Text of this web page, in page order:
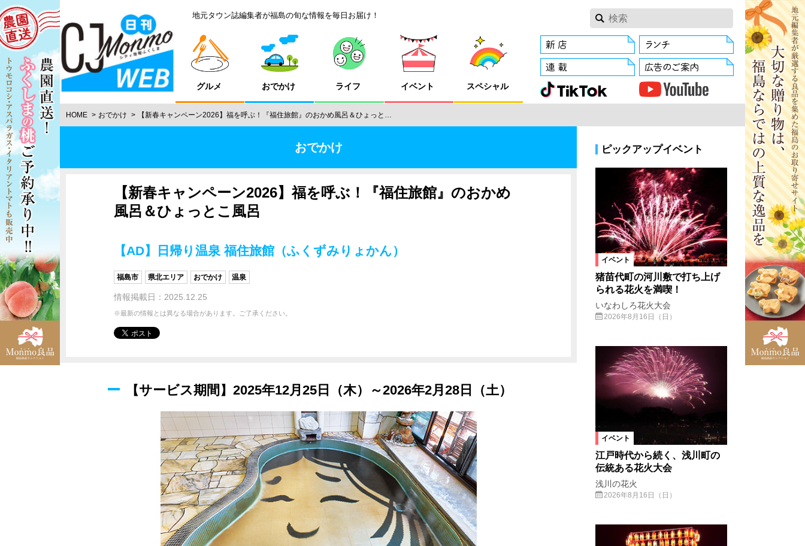
地元タウン誌編集者が福島の旬な情報を毎日お届け！
グルメ おでかけ ライフ イベント スペシャル
HOME おでかけ 【新春キャンペーン2026】福を呼ぶ！『福住旅館』のおかめ風呂＆ひょっと…
おでかけ
【新春キャンペーン2026】福を呼ぶ！『福住旅館』のおかめ
風呂＆ひょっとこ風呂
【AD】日帰り温泉 福住旅館（ふくずみりょかん）
福島市 県北エリア おでかけ 温泉
情報掲載日：2025.12.25
※最新の情報とは異なる場合があります。ご了承ください。
【サービス期間】2025年12月25日（木）～2026年2月28日（土）
ピックアップイベント
イベント
猪苗代町の河川敷で打ち上げ
られる花火を満喫！
いなわしろ花火大会
2026年8月16日（日）
イベント
江戸時代から続く、浅川町の
伝統ある花火大会
浅川の花火
2026年8月16日（日）